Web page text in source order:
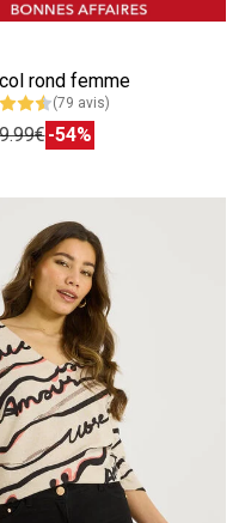
rond femme
(79 avis)
-54%